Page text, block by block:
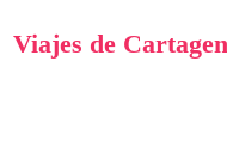
Viajes de